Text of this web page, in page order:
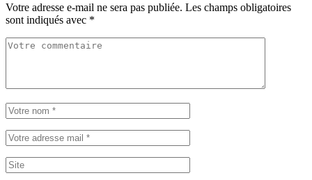
Votre adresse e-mail ne sera pas publiée. Les champs obligatoires
sont indiqués avec *